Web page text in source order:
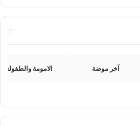
آخر موضة الامومة والطفولة